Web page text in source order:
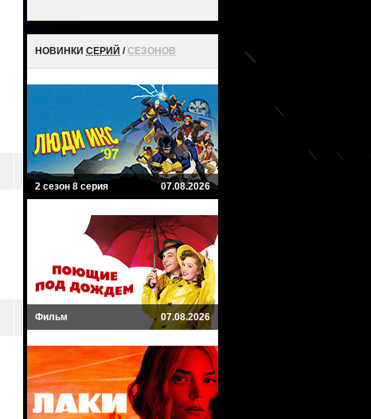
НОВИНКИ СЕРИЙ /СЕЗОНОВ
2 сезон 8 серия 07.08.2026
Фильм 07.08.2026